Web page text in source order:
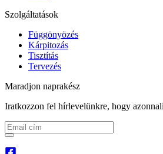
Szolgáltatások
Függönyözés
Kárpitozás
Tisztítás
Tervezés
Maradjon naprakész
Iratkozzon fel hírlevelünkre, hogy